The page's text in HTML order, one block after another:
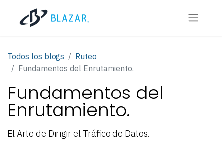
Todos los blogs
Ruteo
Fundamentos del Enrutamiento.
Fundamentos del
Enrutamiento.
El Arte de Dirigir el Tráfico de Datos.